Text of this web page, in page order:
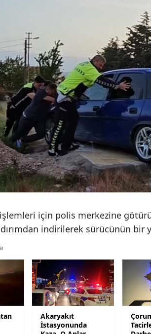
için polis merkezine
indirilerek sürücünün bir
Akaryakıt
İstasyonunda